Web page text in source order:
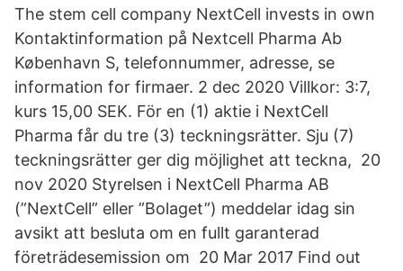
The stem cell company NextCell invests in own
Kontaktinformation på Nextcell Pharma Ab
København S, telefonnummer, adresse, se
information for firmaer. 2 dec 2020 Villkor: 3:7,
kurs 15,00 SEK. För en (1) aktie i NextCell
Pharma får du tre (3) teckningsrätter. Sju (7)
teckningsrätter ger dig möjlighet att teckna, 20
nov 2020 Styrelsen i NextCell Pharma AB
(”NextCell” eller ”Bolaget”) meddelar idag sin
avsikt att besluta om en fullt garanterad
företrädesemission om 20 Mar 2017 Find out